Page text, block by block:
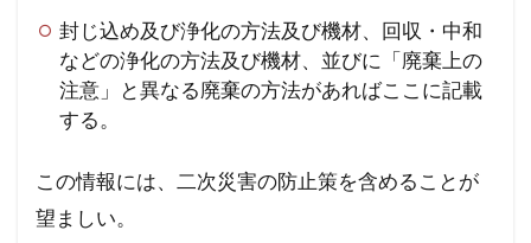
封じ込め及び浄化の方法及び機材、回収・中和
などの浄化の方法及び機材、並びに「廃棄上の
注意」と異なる廃棄の方法があればここに記載
する。
この情報には、二次災害の防止策を含めることが
望ましい。